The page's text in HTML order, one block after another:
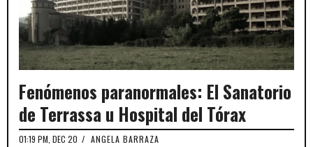
Fenómenos paranormales: El Sanatorio
de Terrassa u Hospital del Tórax
01:19 PM, DEC 20 / ANGELA BARRAZA